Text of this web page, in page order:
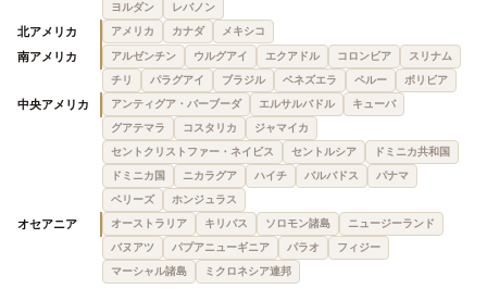
ヨルダン
レバノン
北アメリカ アメリカ カナダ メキシコ
南アメリカ アルゼンチン ウルグアイ エクアドル コロンビア
スリナム
チリ
パラグアイ ブラジル ベネズエラ ペルー ボリビア
中央アメリカ アンティグア・バーブーダ エルサルバドル
キューバ
グアテマラ
コスタリカ
ジャマイカ
セントクリストファー・ネイビス
セントルシア
ドミニカ共和国
ドミニカ国
ニカラグア ハイチ バルバドス
パナマ
ベリーズ
ホンジュラス
オセアニア オーストラリア キリバス ソロモン諸島
ニュージーランド
バヌアツ
パプアニューギニア パラオ
フィジー
マーシャル諸島
ミクロネシア連邦